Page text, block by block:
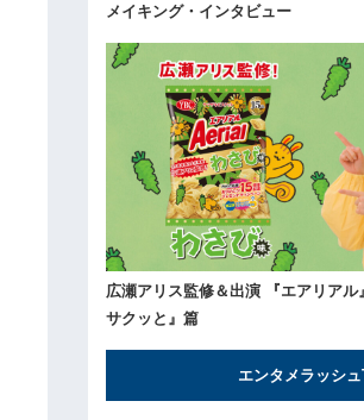
メイキング・インタビュー
広瀬アリス監修＆出演 『エアリア
サクッと』篇
エンタメラッシ